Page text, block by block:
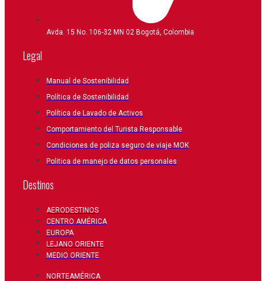
Avda. 15 No. 106-32 MN 02 Bogotá, Colombia
Legal
Manual de Sostenibilidad
Política de Sostenibilidad
Política de Lavado de Activos
Comportamiento del Turista Responsable
Condiciones de poliza seguro de viaje MOK
Politica de manejo de datos personales
Destinos
AERODESTINOS
CENTRO AMÉRICA
EUROPA
LEJANO ORIENTE
MEDIO ORIENTE
NORTEAMÉRICA